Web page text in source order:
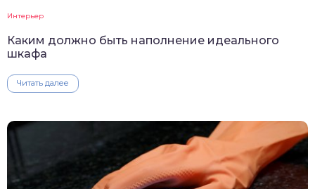
Интерьер
Каким должно быть наполнение идеального
шкафа
Читать далее